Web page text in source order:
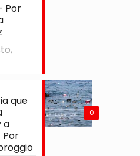
Por
0
que
a
Por